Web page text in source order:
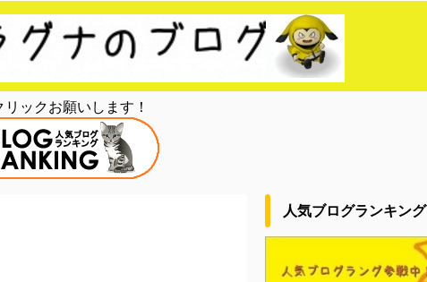
リックお願いします！
人気ブログランキング